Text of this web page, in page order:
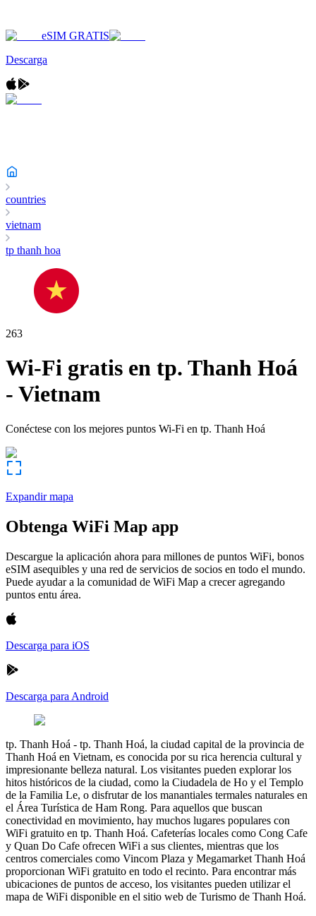
eSIM GRATIS
Descarga
countries
vietnam
tp thanh hoa
263
Wi-Fi gratis en tp. Thanh Hoá
- Vietnam
Conéctese con los mejores puntos Wi-Fi en tp. Thanh Hoá
Expandir mapa
Obtenga WiFi Map app
Descargue la aplicación ahora para millones de puntos WiFi, bonos
eSIM asequibles y una red de servicios de socios en todo el mundo.
Puede ayudar a la comunidad de WiFi Map a crecer agregando
puntos entu área.
Descarga para iOS
Descarga para Android
tp. Thanh Hoá - tp. Thanh Hoá, la ciudad capital de la provincia de
Thanh Hoá en Vietnam, es conocida por su rica herencia cultural y
impresionante belleza natural. Los visitantes pueden explorar los
hitos históricos de la ciudad, como la Ciudadela de Ho y el Templo
de la Familia Le, o disfrutar de los manantiales termales naturales en
el Área Turística de Ham Rong. Para aquellos que buscan
conectividad en movimiento, hay muchos lugares populares con
WiFi gratuito en tp. Thanh Hoá. Cafeterías locales como Cong Cafe
y Quan Do Cafe ofrecen WiFi a sus clientes, mientras que los
centros comerciales como Vincom Plaza y Megamarket Thanh Hoá
proporcionan WiFi gratuito en todo el recinto. Para encontrar más
ubicaciones de puntos de acceso, los visitantes pueden utilizar el
mapa de WiFi disponible en el sitio web de Turismo de Thanh Hoá.